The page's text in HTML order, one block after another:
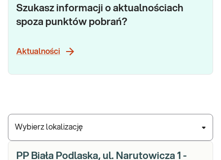
Wybierz lokalizację
Szukasz informacji o aktualnościach
spoza punktów pobrań?
Aktualności
PP Biała Podlaska, ul. Narutowicza 1 -